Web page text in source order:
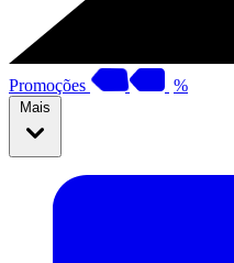
Promoções %
Mais